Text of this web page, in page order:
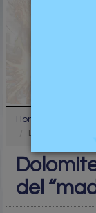
Home
Dolomite
del